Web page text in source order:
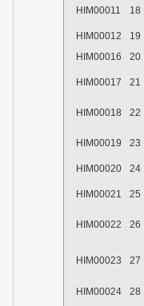
HIM00011 18
HIM00012
19
HIM00016
20
HIM00017 21
HIM00018 22
HIM00019 23
HIM00020
24
HIM00021 25
HIM00022 26
HIM00023 27
HIM00024
28